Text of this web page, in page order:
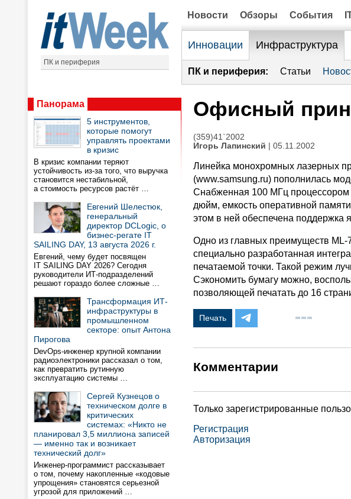
ПК и периферия
Новости Обзоры События
Инновации Инфраструктура
ПК и периферия: Статьи
Панорама
5 инструментов,
которые помогут
управлять проектами
в кризис
В кризис компании теряют
устойчивость из-за того, что выручка
становится нестабильной,
а стоимость ресурсов растёт …
Евгений Шелестюк,
генеральный
директор DCLogic, о
бизнес-регате IT
SAILING DAY, 13 августа 2026 г.
Евгений, чему будет посвящен
IT SAILING DAY 2026? Сегодня
руководители ИТ-подразделений
решают гораздо более сложные …
Трансформация ИТ-
инфраструктуры в
промышленном
секторе: опыт Антона
Пирогова
DevOps-инженер крупной компании
радиоэлектроники рассказал о том,
как превратить рутинную
эксплуатацию системы …
Сергей Кузнецов о
техническом долге в
критических
системах: «Никто не
планировал 3,5 миллиона записей
— именно так и возникает
технический долг»
Инженер-программист рассказывает
о том, почему накопленные «кодовые
упрощения» становятся серьезной
угрозой для приложений …
Офисный
(359)41`2002
Игорь Лапинский | 05.11.2002
Линейка монохромных лазерных
(www.samsung.ru) пополнилась
Снабженная 100 МГц процессором
дюйм, емкость оперативной
этом в ней обеспечена поддержка
Одно из главных преимуществ
специально разработанная
печатаемой точки. Такой режим
Сэкономить бумагу можно,
позволяющей печатать до 16
Печать
Комментарии
Только зарегистрированные
Регистрация
Авторизация